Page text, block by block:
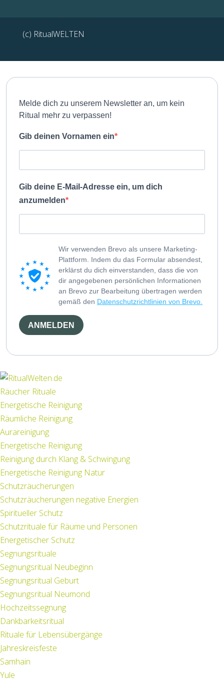
(c) RitualWELTEN
Melde dich zu unserem Newsletter an, um kein
Ritual mehr zu verpassen!
Gib deinen Vornamen ein
Gib deine E-Mail-Adresse ein, um dich
anzumelden
Wir verwenden Brevo als unsere Marketing-
Plattform. Indem du das Formular absendest,
erklärst du dich einverstanden, dass die von
dir angegebenen persönlichen Informationen
an Brevo zur Bearbeitung übertragen werden
gemäß den Datenschutzrichtlinien von Brevo.
ANMELDEN
Räucher Rituale
Energetische Reinigung
Räumliche Reinigung
Aurareinigung
Energetische Reinigung
Reinigung durch Klang & Schwingung
Energetische Reinigung Natur
Schutzräucherungen
Schutzräucherungen negative Energien
Spiritueller Schutz
Schutzrituale für Räume und Personen
Energetischer Schutz
Segnungsrituale
Segnungsritual Neubeginn
Segnungsritual Geburt
Segnungsritual Neumond
Hochzeitssegnung
Dankbarkeitsritual
Rituale für Lebensübergänge
Jahreskreisfeste
Samhain
Yule